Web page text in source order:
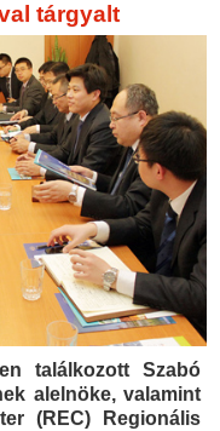
tárgyalt
találkozott Szabó
alelnöke, valamint
(REC) Regionális